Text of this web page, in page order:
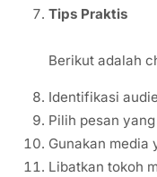
Tips Praktis
Berikut adalah
Identifikasi
Pilih pesan
Gunakan media
Libatkan tokoh